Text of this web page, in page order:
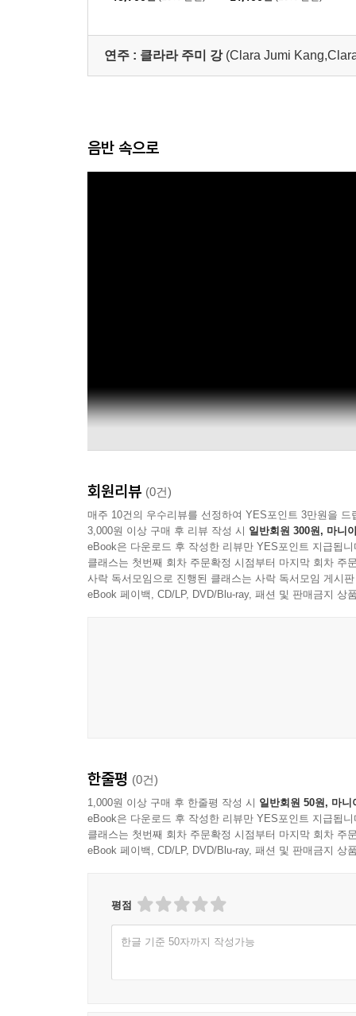
(Taneyev: Violin Sonat
Clarinet Concerto K. 62
연주 : 클라라 주미 강 (Clara Jumi
음반 속으로
회원리뷰 (0건)
매주 10건의 우수리뷰를 선정하여 YES포인트 3만원을 드
3,000원 이상 구매 후 리뷰 작성 시 일반회원 300원, 마니
eBook은 다운로드 후 작성한 리뷰만 YES포인트 지급됩니
클래스는 첫번째 회차 주문확정 시점부터 마지막 회차 주
사락 독서모임으로 진행된 클래스는 사락 독서모임 게시
eBook 페이백, CD/LP, DVD/Blu-ray, 패션 및 판매금지 상
한줄평 (0건)
1,000원 이상 구매 후 한줄평 작성 시 일반회원 50원, 마니
eBook은 다운로드 후 작성한 리뷰만 YES포인트 지급됩니
클래스는 첫번째 회차 주문확정 시점부터 마지막 회차 주
eBook 페이백, CD/LP, DVD/Blu-ray, 패션 및 판매금지 상
평점
한글 기준 50자까지 작성가능